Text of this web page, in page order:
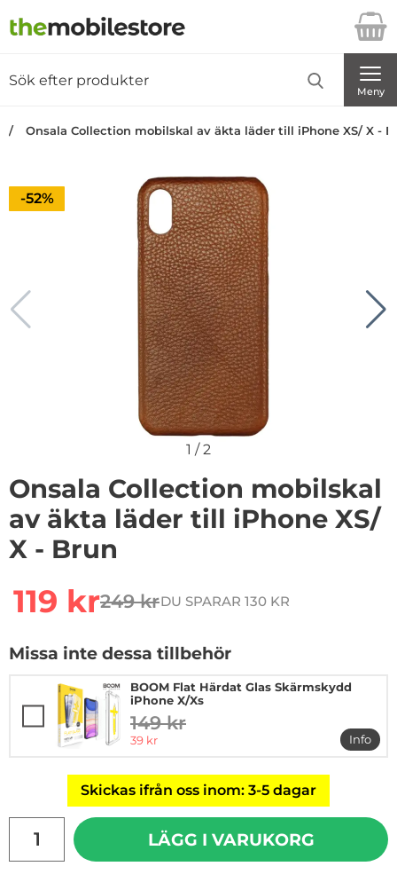
Startsidan för Danira Telecom AB
Meny
Onsala Collection mobilskal av äkta läder till iPhone XS/ X -
Priset är nedsatt med
-52%
1 /2
Onsala Collection mobilskal
av äkta läder till iPhone XS/
X - Brun
rea pris
119 krtidigare pris
249 krDU SPARAR 130 KR
Missa inte dessa tillbehör
BOOM Flat Härdat Glas Skärmskydd
iPhone X/Xs
tidigare pris
149 kr
rea pris
39 kr
Info
mer
Skickas ifrån oss inom: 3-5 dagar
LÄGG I VARUKORG